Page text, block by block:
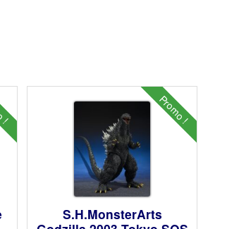
! Promo !
S.H.MonsterArts